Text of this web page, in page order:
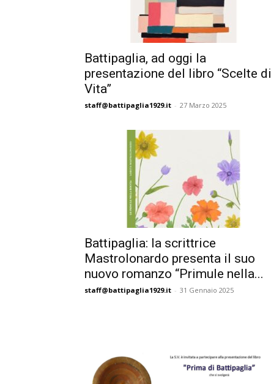
Battipaglia, ad oggi la
presentazione del libro “Scelte di
Vita”
staff@battipaglia1929.it - 27 Marzo 2025
Battipaglia: la scrittrice
Mastrolonardo presenta il suo
nuovo romanzo “Primule nella...
staff@battipaglia1929.it - 31 Gennaio 2025